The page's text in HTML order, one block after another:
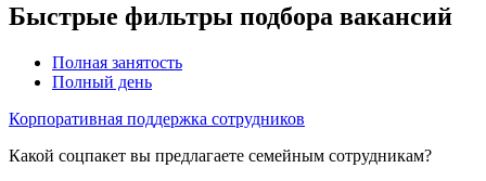
Быстрые фильтры подбора вакансий
Полная занятость
Полный день
Корпоративная поддержка сотрудников
Какой соцпакет вы предлагаете семейным сотрудникам?